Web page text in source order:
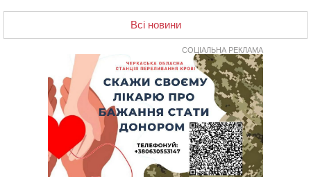
У Смілі біля магазину під колесами вантажівки
загинула жінка
У Черкасах пропонують для приватизації
п’ятиповерховий об’єкт у центрі міста
Не вистачає стажу для пенсії: як його докупити та що
потрібно знати
У Черкасах виявили низку недоліків у гуртожитку, де
проживають ВПО
07 СЕРПНЯ 2026, П'ЯТНИЦЯ
На Черкащині врятували рідкісного чорного грифа
Всі новини
СОЦІАЛЬНА РЕКЛАМА